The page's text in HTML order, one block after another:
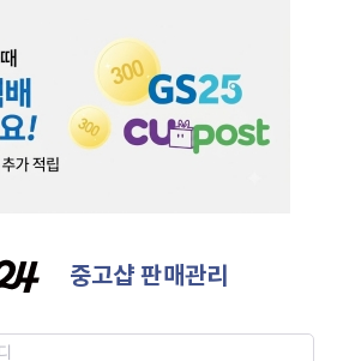
중고샵 판매관리